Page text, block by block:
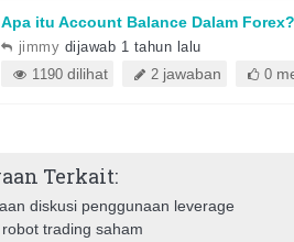
Apa itu Account Balance Dalam Forex?
jimmy dijawab 1 tahun lalu
1190 dilihat 2 jawaban 0
Terkait:
diskusi penggunaan leverage
trading saham